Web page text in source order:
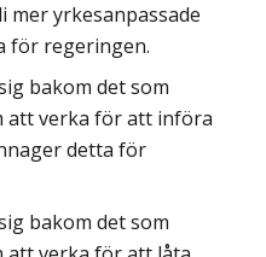
yrkesanpassade
för regeringen.
bakom det som
att verka för att införa
detta för
bakom det som